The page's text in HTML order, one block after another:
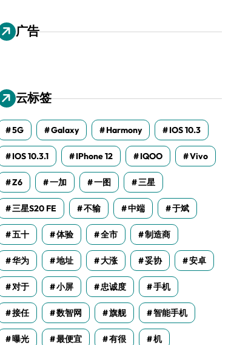
广告
云标签
5G Galaxy Harmony IOS 10.3
IOS 10.3.1 IPhone 12 IQOO Vivo
Z6 一加 一图 三星
三星S20 FE 不输 中端 于斌
五十 体验 全市 制造商
华为 地址 大涨 妥协 安卓
对于 小屏 忠诚度 手机
接任 数智网 旗舰 智能手机
曝光 最便宜 有很 机